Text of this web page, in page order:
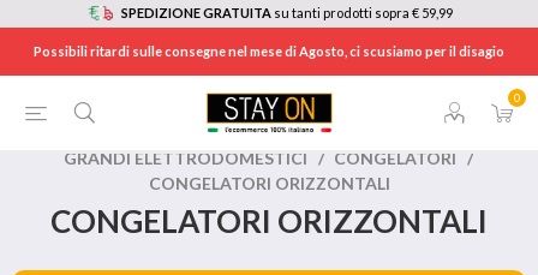
SPEDIZIONE GRATUITA su tanti prodotti sopra € 59,99
Possibili ritardi sulle consegne nel mese di Agosto, ci scusiamo per il disagio
0
ELETTRODOMESTICI
GRANDI ELETTRODOMESTICI / CONGELATORI /
CONGELATORI ORIZZONTALI
CONGELATORI ORIZZONTALI